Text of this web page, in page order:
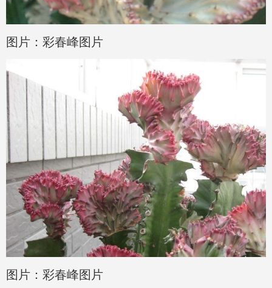
图片：彩春峰图片
图片：彩春峰图片